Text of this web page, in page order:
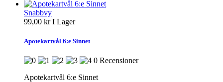
Snabbvy
99,00 krI Lager
Apotekartvål 6:e Sinnet
0 Recensioner
Apotekartvål 6:e Sinnet